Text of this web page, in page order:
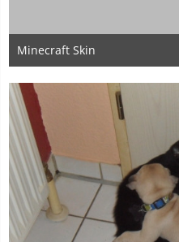
Minecraft Skin
30. Dezember
1